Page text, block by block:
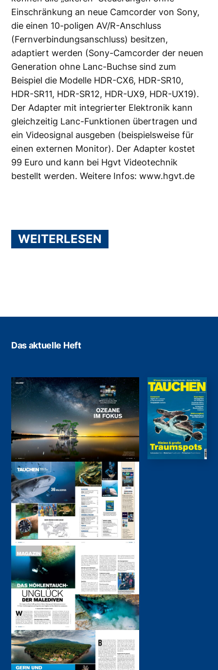
Einschränkung an neue Camcorder von Sony,
die einen 10-poligen AV/R-Anschluss
(Fernverbindungsanschluss) besitzen,
adaptiert werden (Sony-Camcorder der neuen
Generation ohne Lanc-Buchse sind zum
Beispiel die Modelle HDR-CX6, HDR-SR10,
HDR-SR11, HDR-SR12, HDR-UX9, HDR-UX19).
Der Adapter mit integrierter Elektronik kann
gleichzeitig Lanc-Funktionen übertragen und
ein Videosignal ausgeben (beispielsweise für
einen externen Monitor). Der Adapter kostet
99 Euro und kann bei Hgvt Videotechnik
bestellt werden. Weitere Infos: www.hgvt.de
WEITERLESEN
Das aktuelle Heft